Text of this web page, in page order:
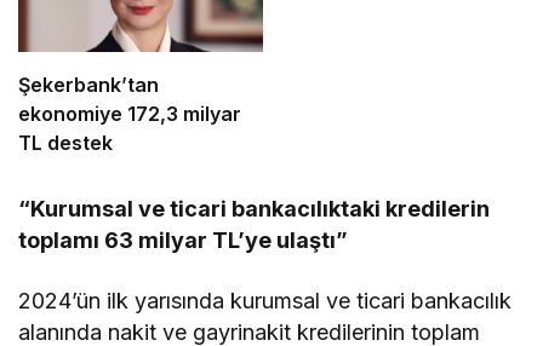
Şekerbank’tan
ekonomiye 172,3 milyar
TL destek
“Kurumsal ve ticari bankacılıktaki kredilerin
toplamı 63 milyar TL’ye ulaştı”
2024’ün ilk yarısında kurumsal ve ticari bankacılık
alanında nakit ve gayrinakit kredilerinin toplam